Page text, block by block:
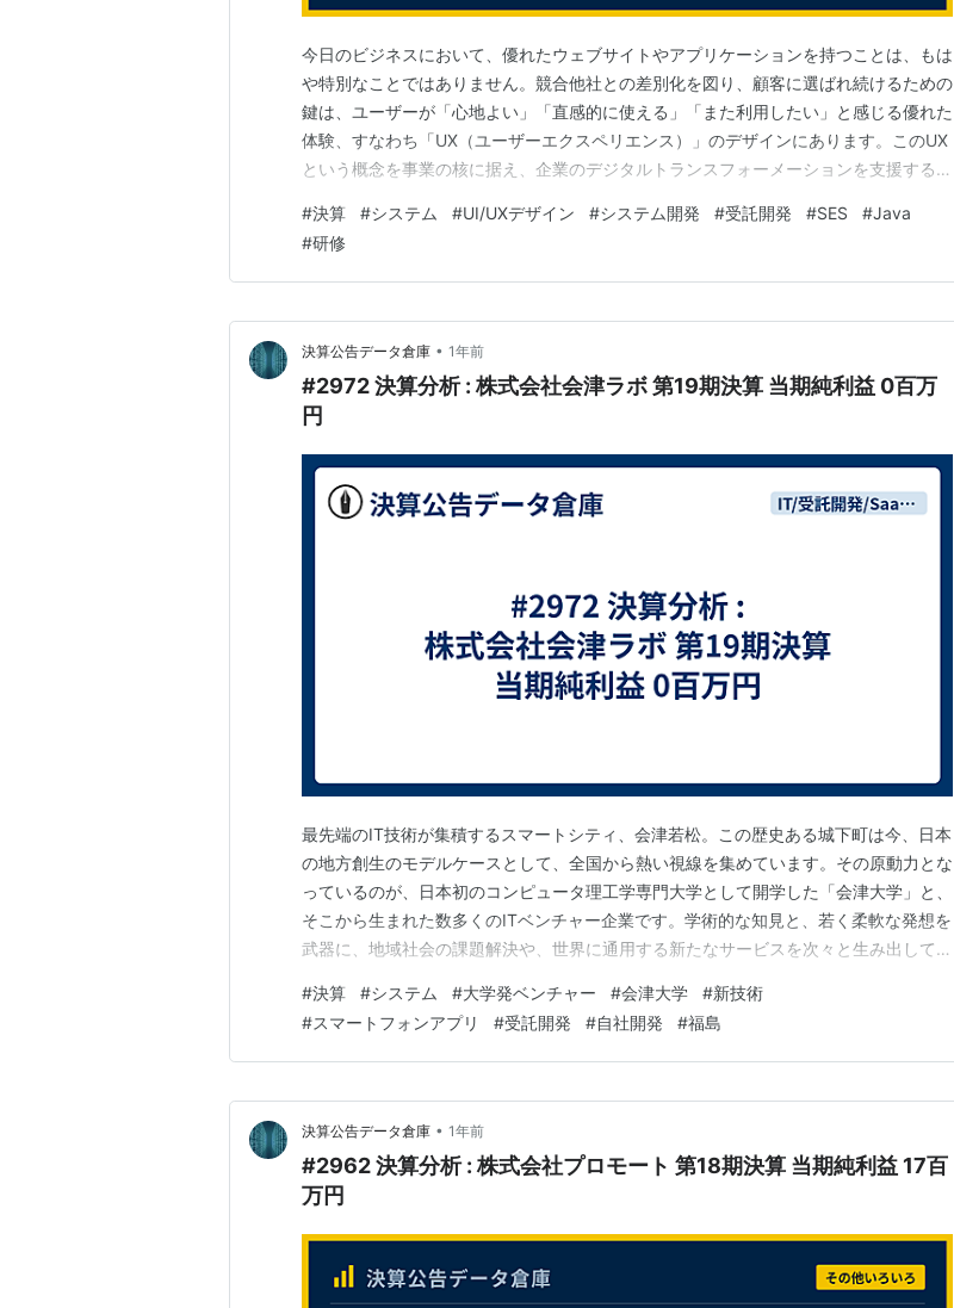
今日のビジネスにおいて、優れたウェブサイトやアプリケーションを持つことは、もは
や特別なことではありません。競合他社との差別化を図り、顧客に選ばれ続けるための
鍵は、ユーザーが「心地よい」「直感的に使える」「また利用したい」と感じる優れた
体験、すなわち「UX（ユーザーエクスペリエンス）」のデザインにあります。このUX
という概念を事業の核に据え、企業のデジタルトランスフォーメーションを支援するIT
をミッションに掲げ、顧客視点でのITソリューションを提供する、株式会社ジョイワー
クスの決算を読み解き、その堅実な経営基盤と、未…
#決算 #システム #UI/UXデザイン #システム開発 #受託開発 #SES #Java
#研修
決算公告データ倉庫 • 1年前
#2972 決算分析 : 株式会社会津ラボ 第19期決算 当期純利益 0百万
円
最先端のIT技術が集積するスマートシティ、会津若松。この歴史ある城下町は今、日本
の地方創生のモデルケースとして、全国から熱い視線を集めています。その原動力とな
っているのが、日本初のコンピュータ理工学専門大学として開学した「会津大学」と、
そこから生まれた数多くのITベンチャー企業です。学術的な知見と、若く柔軟な発想を
武器に、地域社会の課題解決や、世界に通用する新たなサービスを次々と生み出してい
た株式会社会津ラボの第19期決算を読み解きます。自己資本比率84%超という驚異的
な財務基盤は、いかにして築かれたのか。「人類…
#決算 #システム #大学発ベンチャー #会津大学 #新技術
#スマートフォンアプリ #受託開発 #自社開発 #福島
決算公告データ倉庫 • 1年前
#2962 決算分析 : 株式会社プロモート 第18期決算 当期純利益 17百
万円